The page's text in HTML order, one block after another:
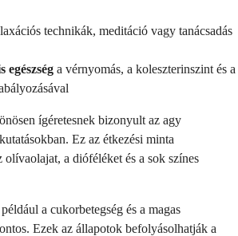
technikák, meditáció vagy tanácsadás
a vérnyomás, a koleszterinszint és a
ígéretesnek bizonyult az agy
Ez az étkezési minta
olívaolajat, a dióféléket és a sok színes
a cukorbetegség és a magas
Ezek az állapotok befolyásolhatják a